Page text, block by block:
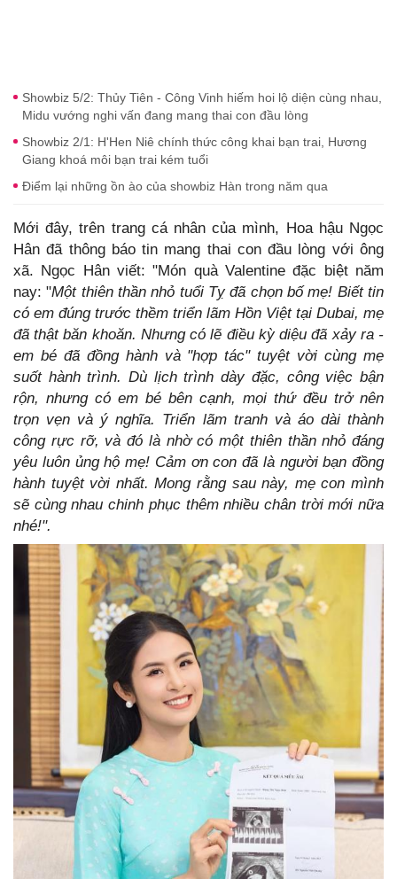
Showbiz 5/2: Thủy Tiên - Công Vinh hiếm hoi lộ diện cùng nhau,
Midu vướng nghi vấn đang mang thai con đầu lòng
Showbiz 2/1: H'Hen Niê chính thức công khai bạn trai, Hương
Giang khoá môi bạn trai kém tuổi
Điểm lại những ồn ào của showbiz Hàn trong năm qua
Mới đây, trên trang cá nhân của mình, Hoa hậu Ngọc
Hân đã thông báo tin mang thai con đầu lòng với ông
xã. Ngọc Hân viết: "Món quà Valentine đặc biệt năm
nay: "Một thiên thần nhỏ tuổi Tỵ đã chọn bố mẹ! Biết tin
có em đúng trước thềm triển lãm Hồn Việt tại Dubai, mẹ
đã thật băn khoăn. Nhưng có lẽ điều kỳ diệu đã xảy ra -
em bé đã đồng hành và "hợp tác" tuyệt vời cùng mẹ
suốt hành trình. Dù lịch trình dày đặc, công việc bận
rộn, nhưng có em bé bên cạnh, mọi thứ đều trở nên
trọn vẹn và ý nghĩa. Triển lãm tranh và áo dài thành
công rực rỡ, và đó là nhờ có một thiên thần nhỏ đáng
yêu luôn ủng hộ mẹ! Cảm ơn con đã là người bạn đồng
hành tuyệt vời nhất. Mong rằng sau này, mẹ con mình
sẽ cùng nhau chinh phục thêm nhiều chân trời mới nữa
nhé!".